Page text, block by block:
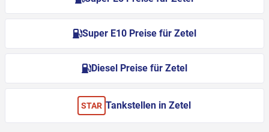
Super E10 Preise für Zetel
Diesel Preise für Zetel
STAR Tankstellen in Zetel